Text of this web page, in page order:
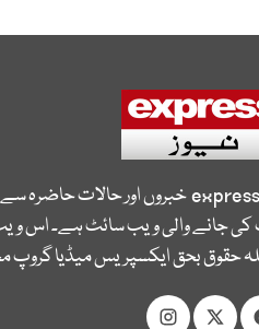
خبروں اور حالات حاضرہ
جانے والی ویب سائٹ ہے۔ اس
حقوق بحق ایکسپریس میڈیا گروپ